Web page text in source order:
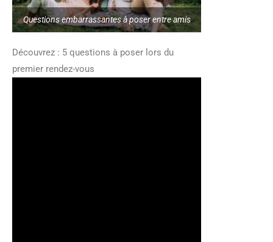
Questions embarrassantes à poser entre amis
Découvrez : 5 questions à poser lors du
premier rendez-vous